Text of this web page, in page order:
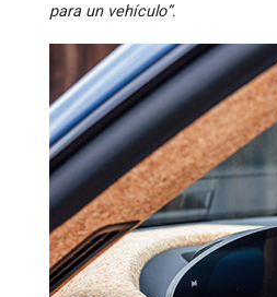
para un vehículo”.